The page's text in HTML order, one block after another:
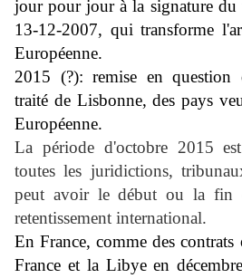
jour pour jour à la signature du
13-12-2007, qui transforme
Européenne.
2015 (?): remise en question
traité de Lisbonne, des pays
Européenne.
La période d'octobre 2015
toutes les juridictions,
peut avoir le début ou la fin
retentissement international.
En France, comme des contrats
France et la Libye en